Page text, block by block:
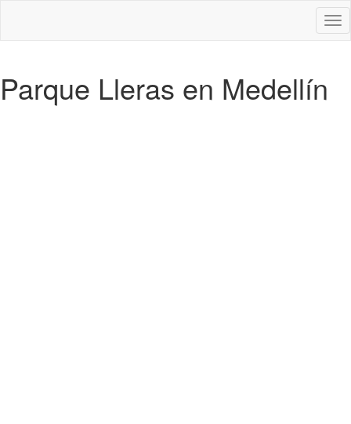
Parque Lleras en Medellín